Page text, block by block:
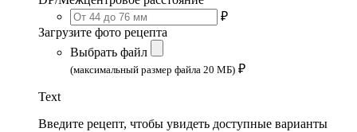
₽
Загрузите фото рецепта
Выбрать файл
(максимальный размер файла 20 МБ) ₽
Text
Введите рецепт, чтобы увидеть доступные варианты